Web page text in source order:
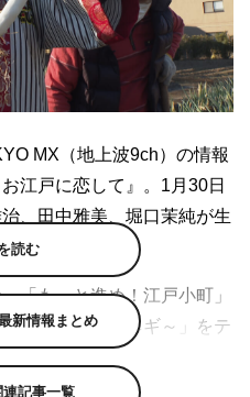
MX（地上波9ch）の情報
江戸に恋して』。1月30日
、田中雅美、堀口茉純が生
「もっと進め！江戸小町」
京野菜～千住ネギ～」をテ
読む
新情報まとめ
記事一覧